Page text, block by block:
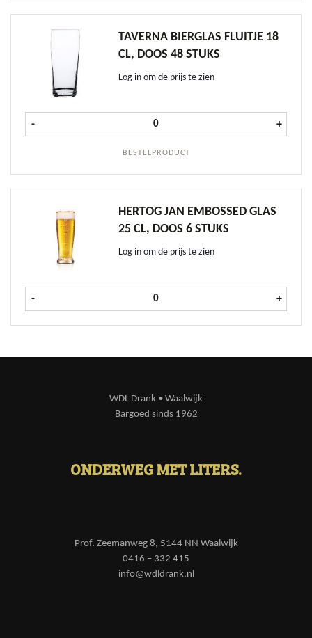
TAVERNA BIERGLAS FLUITJE 18
CL, DOOS 48 STUKS
Log in om de prijs te zien
BESTELPRODUCT
- Taverna Bierglas fluitje 18 cl, doos
+
HERTOG JAN EMBOSSED GLAS
25 CL, DOOS 6 STUKS
Log in om de prijs te zien
- Hertog Jan Embossed glas 25 cl,
+
WDL Drank • Waalwijk
Bargoed sinds 1962
ONDERWEG MET LITERS.
Prof. Zeemanweg 8, 5144 NN Waalwijk
0416 – 332 415
info@wdldrank.nl